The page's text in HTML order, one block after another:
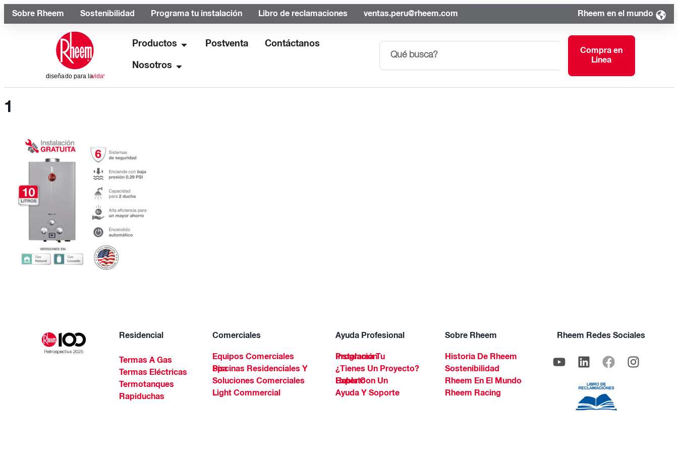
Sobre Rheem Sostenibilidad Programa tu instalación Libro de reclamaciones ventas.peru@rheem.com Rheem en el mundo
Productos Postventa Contáctanos
Nosotros
Compra en
Linea
1
Residencial
Termas A Gas
Termas Eléctricas
Termotanques
Rapiduchas
Comerciales
Equipos Comerciales
Piscinas Residenciales Y Spa
Soluciones Comerciales
Light Commercial
Ayuda Profesional
Programa Tu Instalación
¿Tienes Un Proyecto?
Habla Con Un Experto
Ayuda Y Soporte
Sobre Rheem
Historia De Rheem
Sostenibilidad
Rheem En El Mundo
Rheem Racing
Rheem Redes Sociales